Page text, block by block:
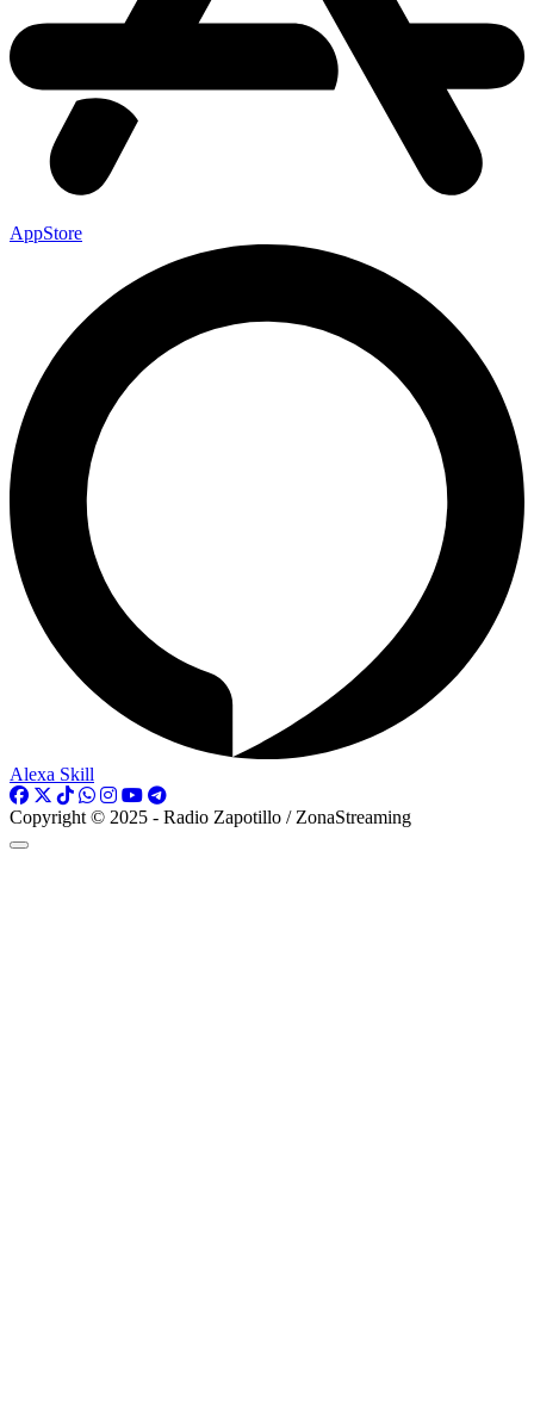
AppStore
Alexa Skill
Copyright © 2025 - Radio Zapotillo / ZonaStreaming